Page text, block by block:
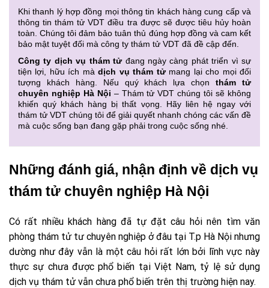
Khi thanh lý hợp đồng mọi thông tin khách hàng cung cấp và
thông tin thám tử VDT điều tra được sẽ được tiêu hủy hoàn
toàn. Chúng tôi đảm bảo tuân thủ đúng hợp đồng và cam kết
bảo mật tuyệt đối mà công ty thám tử VDT đã đề cập đến.
Công ty dịch vụ thám tửđang ngày càng phát triển vì sự
tiện lợi, hữu ích màdịch vụ thám tửmang lại cho mọi đối
tượng khách hàng. Nếu quý khách lựa chọnthám tử
chuyên nghiệp Hà Nội – Thám tử VDT chúng tôi sẽ không
khiến quý khách hàng bị thất vọng. Hãy liên hệ ngay với
thám tử VDT chúng tôi để giải quyết nhanh chóng các vấn đề
mà cuộc sống bạn đang gặp phải trong cuộc sống nhé.
Những đánh giá, nhận định về dịch vụ
thám tử chuyên nghiệp Hà Nội
Có rất nhiều khách hàng đã tự đặt câu hỏi nên tìm văn
phòng thám tử tư chuyên nghiệp ở đâu tại T.p Hà Nội nhưng
dường như đây vẫn là một câu hỏi rất lớn bởi lĩnh vực này
thực sự chưa được phổ biến tại Việt Nam, tỷ lệ sử dụng
dịch vụ thám tử vẫn chưa phổ biến trên thị trường hiện nay.